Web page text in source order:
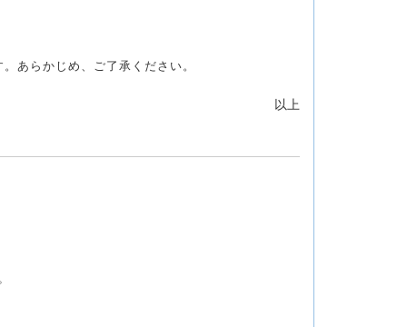
あらかじめ、ご了承ください。
以上